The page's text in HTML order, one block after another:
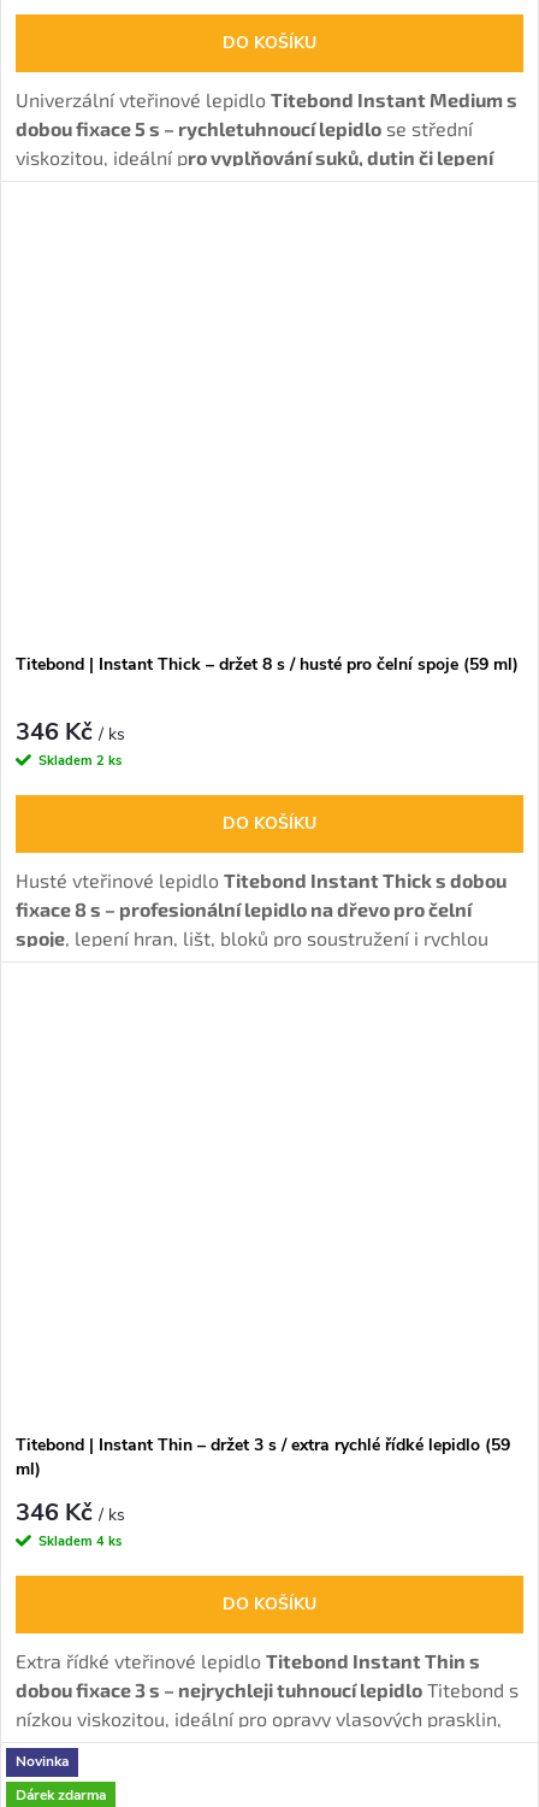
DO KOŠÍKU
Univerzální vteřinové lepidlo Titebond Instant Medium s
dobou fixace 5 s – rychletuhnoucí lepidlo se střední
viskozitou, ideální pro vyplňování suků, dutin či lepení
segmentů a kovových částí do dřeva.Lze čistit
Titebond | Instant Thick – držet 8 s / husté pro čelní spoje (59 ml)
346 Kč/ ks
Skladem 2 ks
DO KOŠÍKU
Husté vteřinové lepidlo Titebond Instant Thick s dobou
fixace 8 s – profesionální lepidlo na dřevo pro čelní
spoje, lepení hran, lišt, bloků pro soustružení i rychlou
fixaci šablon na dílce.
Titebond | Instant Thin – držet 3 s / extra rychlé řídké lepidlo (59
ml)
346 Kč/ ks
Skladem 4 ks
DO KOŠÍKU
Extra řídké vteřinové lepidlo Titebond Instant Thin s
dobou fixace 3 s – nejrychleji tuhnoucí lepidlo Titebond s
nízkou viskozitou, ideální pro opravy vlasových prasklin,
drobných defektů a uvolněných okrajů dýhy.
Novinka
Dárek zdarma